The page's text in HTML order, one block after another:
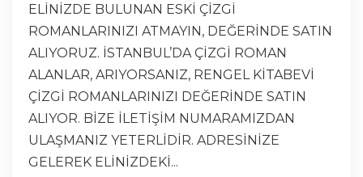
ELİNİZDE BULUNAN ESKİ ÇİZGİ
ROMANLARINIZI ATMAYIN, DEĞERİNDE SATIN
ALIYORUZ. İSTANBUL’DA ÇİZGİ ROMAN
ALANLAR, ARIYORSANIZ, RENGEL KİTABEVİ
ÇİZGİ ROMANLARINIZI DEĞERİNDE SATIN
ALIYOR. BİZE İLETİŞİM NUMARAMIZDAN
ULAŞMANIZ YETERLİDİR. ADRESİNİZE
GELEREK ELİNİZDEKİ...